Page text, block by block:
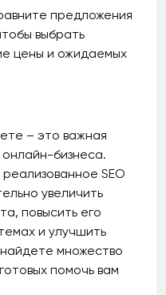
предложения
выбрать
цены и ожидаемых
– это важная
онлайн-бизнеса.
SEO
увеличить
повысить его
и улучшить
множество
помочь вам